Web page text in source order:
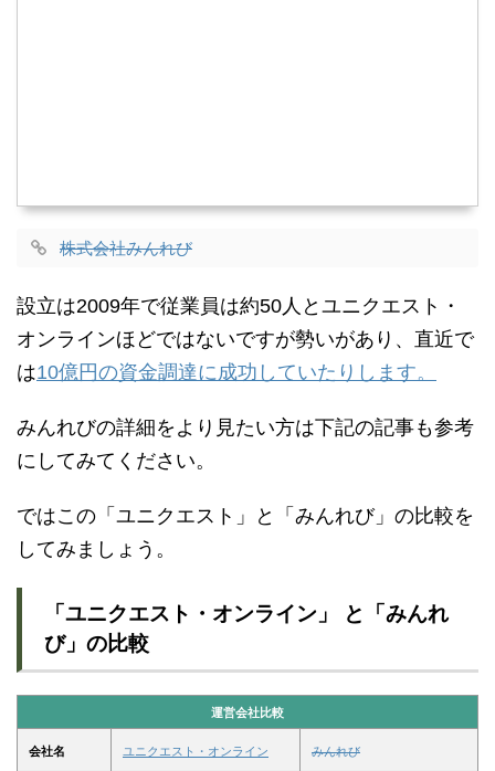
株式会社みんれび
設立は2009年で従業員は約50人とユニクエスト・
オンラインほどではないですが勢いがあり、直近で
は10億円の資金調達に成功していたりします。
みんれびの詳細をより見たい方は下記の記事も参考
にしてみてください。
ではこの「ユニクエスト」と「みんれび」の比較を
してみましょう。
「ユニクエスト・オンライン」 と「みんれ
び」の比較
運営会社比較
会社名 ユニクエスト・オンライン みんれび